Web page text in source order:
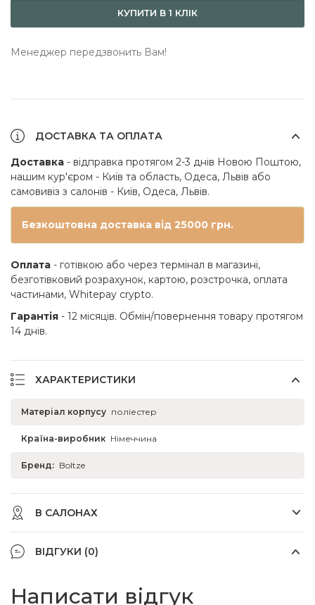
КУПИТИ В 1 КЛІК
Менеджер передзвонить Вам!
ДОСТАВКА ТА ОПЛАТА
Доставка - відправка протягом 2-3 днів Новою Поштою,
нашим кур'єром - Київ та область, Одеса, Львів або
самовивіз з салонів - Київ, Одеса, Львів.
Безкоштовна доставка від 25000 грн.
Оплата - готівкою або через термінал в магазині,
безготівковий розрахунок, картою, розстрочка, оплата
частинами, Whitepay crypto.
Гарантія - 12 місяців. Обмін/повернення товару протягом
14 днів.
ХАРАКТЕРИСТИКИ
Матеріал корпусу поліестер
Країна-виробник Німеччина
Бренд: Boltze
В САЛОНАХ
ВІДГУКИ (0)
Написати відгук